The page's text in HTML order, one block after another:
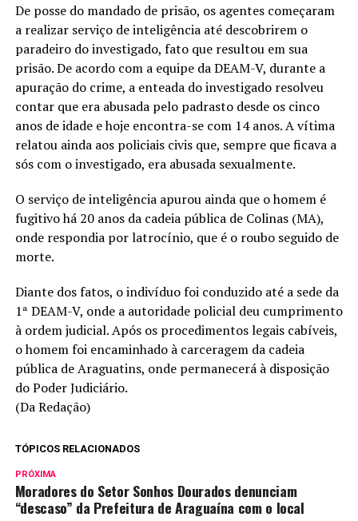
De posse do mandado de prisão, os agentes começaram
a realizar serviço de inteligência até descobrirem o
paradeiro do investigado, fato que resultou em sua
prisão. De acordo com a equipe da DEAM-V, durante a
apuração do crime, a enteada do investigado resolveu
contar que era abusada pelo padrasto desde os cinco
anos de idade e hoje encontra-se com 14 anos. A vítima
relatou ainda aos policiais civis que, sempre que ficava a
sós com o investigado, era abusada sexualmente.
O serviço de inteligência apurou ainda que o homem é
fugitivo há 20 anos da cadeia pública de Colinas (MA),
onde respondia por latrocínio, que é o roubo seguido de
morte.
Diante dos fatos, o indivíduo foi conduzido até a sede da
1ª DEAM-V, onde a autoridade policial deu cumprimento
à ordem judicial. Após os procedimentos legais cabíveis,
o homem foi encaminhado à carceragem da cadeia
pública de Araguatins, onde permanecerá à disposição
do Poder Judiciário.
(Da Redação)
TÓPICOS RELACIONADOS
PRÓXIMA
Moradores do Setor Sonhos Dourados denunciam
“descaso” da Prefeitura de Araguaína com o local